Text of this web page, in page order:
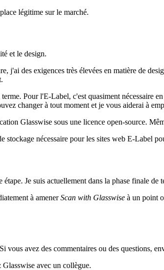
légitime sur le marché.
et le design.
j'ai des exigences très élevées en matière de
Pour l'E-Label, c'est quasiment nécessaire
changer à tout moment et je vous aiderai à
Glasswise sous une licence open-source.
stockage nécessaire pour les sites web E-Label
Je suis actuellement dans la phase finale
à amenerScan with Glasswise à un point
vous avez des commentaires ou des questions,
avec un collègue.